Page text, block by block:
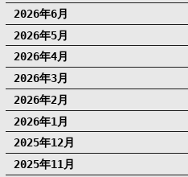
2026年6月
2026年5月
2026年4月
2026年3月
2026年2月
2026年1月
2025年12月
2025年11月